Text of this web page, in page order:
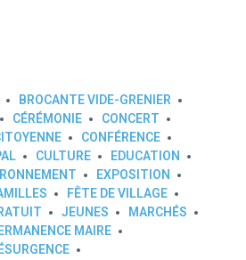
BROCANTE VIDE-GRENIER
CÉRÉMONIE
CONCERT
CONFÉRENCE
CULTURE
EDUCATION
EXPOSITION
FÊTE DE VILLAGE
JEUNES
MARCHÉS
MAIRE